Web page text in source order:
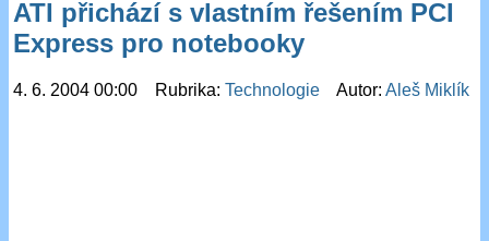
ATI přichází s vlastním řešením PCI
Express pro notebooky
4. 6. 2004 00:00 Rubrika:Technologie Autor:Aleš Miklík